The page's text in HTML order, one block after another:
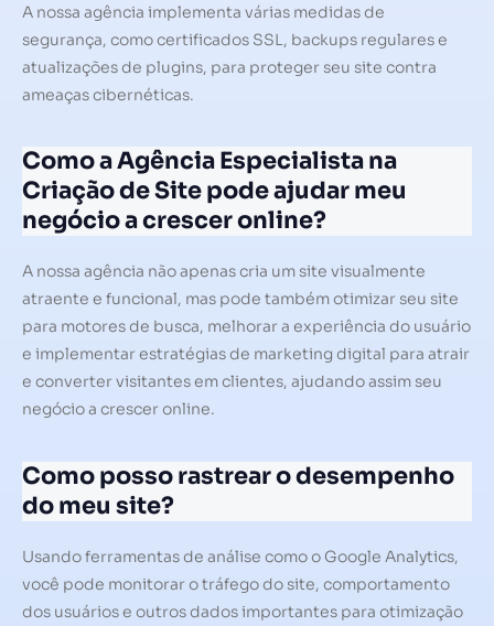
A nossa agência implementa várias medidas de
segurança, como certificados SSL, backups regulares e
atualizações de plugins, para proteger seu site contra
ameaças cibernéticas.
Como a Agência Especialista na
Criação de Site pode ajudar meu
negócio a crescer online?
A nossa agência não apenas cria um site visualmente
atraente e funcional, mas pode também otimizar seu site
para motores de busca, melhorar a experiência do usuário
e implementar estratégias de marketing digital para atrair
e converter visitantes em clientes, ajudando assim seu
negócio a crescer online.
Como posso rastrear o desempenho
do meu site?
Usando ferramentas de análise como o Google Analytics,
você pode monitorar o tráfego do site, comportamento
dos usuários e outros dados importantes para otimização